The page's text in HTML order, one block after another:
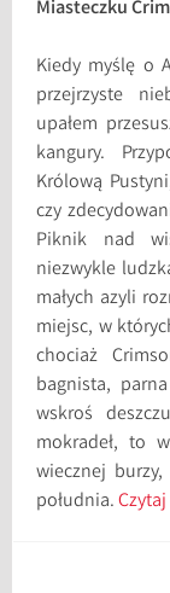
Miasteczku
Kiedy myślę o
przejrzyste
upałem
kangury.
Królową
czy
Piknik nad
niezwykle
małych azyli
miejsc, w
chociaż
bagnista,
wskroś
mokradeł, to
wiecznej
południa.